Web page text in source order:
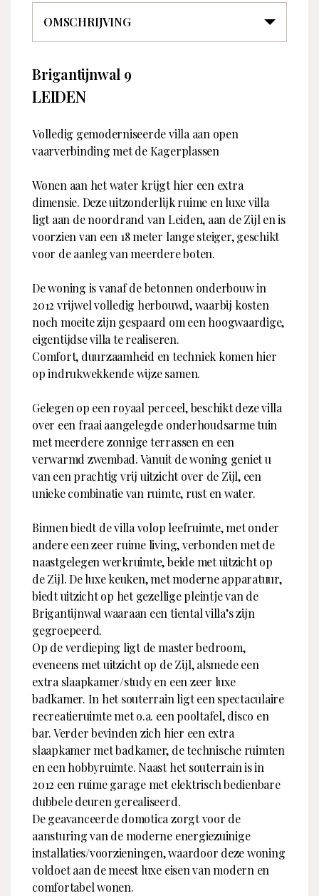
OMSCHRIJVING
Brigantijnwal 9
LEIDEN
Volledig gemoderniseerde villa aan open
vaarverbinding met de Kagerplassen
Wonen aan het water krijgt hier een extra
dimensie. Deze uitzonderlijk ruime en luxe villa
ligt aan de noordrand van Leiden, aan de Zijl en is
voorzien van een 18 meter lange steiger, geschikt
voor de aanleg van meerdere boten.
De woning is vanaf de betonnen onderbouw in
2012 vrijwel volledig herbouwd, waarbij kosten
noch moeite zijn gespaard om een hoogwaardige,
eigentijdse villa te realiseren.
Comfort, duurzaamheid en techniek komen hier
op indrukwekkende wijze samen.
Gelegen op een royaal perceel, beschikt deze villa
over een fraai aangelegde onderhoudsarme tuin
met meerdere zonnige terrassen en een
verwarmd zwembad. Vanuit de woning geniet u
van een prachtig vrij uitzicht over de Zijl, een
unieke combinatie van ruimte, rust en water.
Binnen biedt de villa volop leefruimte, met onder
andere een zeer ruime living, verbonden met de
naastgelegen werkruimte, beide met uitzicht op
de Zijl. De luxe keuken, met moderne apparatuur,
biedt uitzicht op het gezellige pleintje van de
Brigantijnwal waaraan een tiental villa’s zijn
gegroepeerd.
Op de verdieping ligt de master bedroom,
eveneens met uitzicht op de Zijl, alsmede een
extra slaapkamer/study en een zeer luxe
badkamer. In het souterrain ligt een spectaculaire
recreatieruimte met o.a. een pooltafel, disco en
bar. Verder bevinden zich hier een extra
slaapkamer met badkamer, de technische ruimten
en een hobbyruimte. Naast het souterrain is in
2012 een ruime garage met elektrisch bedienbare
dubbele deuren gerealiseerd.
De geavanceerde domotica zorgt voor de
aansturing van de moderne energiezuinige
installaties/voorzieningen, waardoor deze woning
voldoet aan de meest luxe eisen van modern en
comfortabel wonen.
Overdracht
Vraagprijs
€ 2.495.000 k. k.
Koopconditie
Beschikbaar
Bouw
Soort object
Villa
Bouwperiode
1971 - 1980
Ligging
Aan vaarwater, Rand van
de stad
Inhoud
Woonoppervlakte
321 m²
Perceeloppervlakte
609 m²
Indeling
Aantal kamers
6
Aantal slaapkamers
4
Luxe kenmerken outdoor
Zonnepanelen
Contact
Bedrijfsnaam
Conduct Vastgoed B.V.
Adres
Langstraat 23
2242 KJ Wassenaar
Nederland
Telefoon
+31 (0)70 3310536
Contactpersoon
Naam
Kim ten Kley
Telefoon
+31 (0)70 3310536
E-mailadres